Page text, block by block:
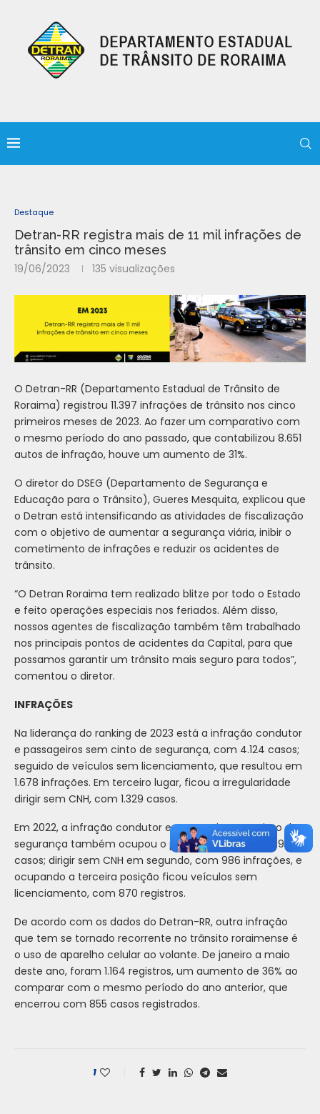
Destaque
Detran-RR registra mais de 11 mil infrações de
trânsito em cinco meses
19/06/2023 135 visualizações
O Detran-RR (Departamento Estadual de Trânsito de
Roraima) registrou 11.397 infrações de trânsito nos cinco
primeiros meses de 2023. Ao fazer um comparativo com
o mesmo período do ano passado, que contabilizou 8.651
autos de infração, houve um aumento de 31%.
O diretor do DSEG (Departamento de Segurança e
Educação para o Trânsito), Gueres Mesquita, explicou que
o Detran está intensificando as atividades de fiscalização
com o objetivo de aumentar a segurança viária, inibir o
cometimento de infrações e reduzir os acidentes de
trânsito.
“O Detran Roraima tem realizado blitze por todo o Estado
e feito operações especiais nos feriados. Além disso,
nossos agentes de fiscalização também têm trabalhado
nos principais pontos de acidentes da Capital, para que
possamos garantir um trânsito mais seguro para todos”,
comentou o diretor.
INFRAÇÕES
Na liderança do ranking de 2023 está a infração condutor
e passageiros sem cinto de segurança, com 4.124 casos;
seguido de veículos sem licenciamento, que resultou em
1.678 infrações. Em terceiro lugar, ficou a irregularidade
dirigir sem CNH, com 1.329 casos.
Em 2022, a infração condutor e passageiro sem cinto de
segurança também ocupou o primeiro lugar, com 3.980
casos; dirigir sem CNH em segundo, com 986 infrações, e
ocupando a terceira posição ficou veículos sem
licenciamento, com 870 registros.
De acordo com os dados do Detran-RR, outra infração
que tem se tornado recorrente no trânsito roraimense é
o uso de aparelho celular ao volante. De janeiro a maio
deste ano, foram 1.164 registros, um aumento de 36% ao
comparar com o mesmo período do ano anterior, que
encerrou com 855 casos registrados.
1